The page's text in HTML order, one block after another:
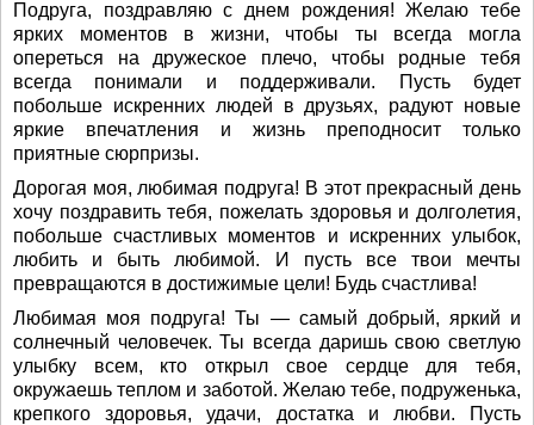
Подруга, поздравляю с днем рождения! Желаю тебе
ярких моментов в жизни, чтобы ты всегда могла
опереться на дружеское плечо, чтобы родные тебя
всегда понимали и поддерживали. Пусть будет
побольше искренних людей в друзьях, радуют новые
яркие впечатления и жизнь преподносит только
приятные сюрпризы.
Дорогая моя, любимая подруга! В этот прекрасный день
хочу поздравить тебя, пожелать здоровья и долголетия,
побольше счастливых моментов и искренних улыбок,
любить и быть любимой. И пусть все твои мечты
превращаются в достижимые цели! Будь счастлива!
Любимая моя подруга! Ты — самый добрый, яркий и
солнечный человечек. Ты всегда даришь свою светлую
улыбку всем, кто открыл свое сердце для тебя,
окружаешь теплом и заботой. Желаю тебе, подруженька,
крепкого здоровья, удачи, достатка и любви. Пусть